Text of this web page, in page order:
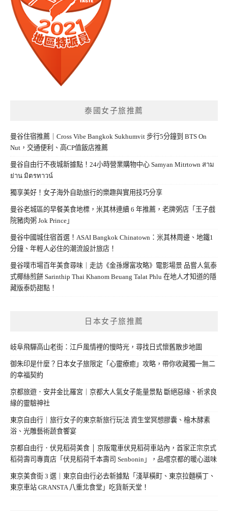
泰國女子旅推薦
曼谷住宿推薦｜Cross Vibe Bangkok Sukhumvit 步行5分鐘到 BTS On
Nut，交通便利、高CP值飯店推薦
曼谷自由行不夜城新據點！24小時營業購物中心 Samyan Mitrtown สาม
ย่าน มิตรทาวน์
獨享美好！女子海外自助旅行的樂趣與實用技巧分享
曼谷老城區的早餐美食地標，米其林連續 6 年推薦，老牌粥店「王子戲
院豬肉粥 Jok Prince」
曼谷中國城住宿首選！ASAI Bangkok Chinatown：米其林周邊、地鐵1
分鐘、年輕人必住的潮流設計旅店！
曼谷噗市場百年美食尋味｜走訪《金孫爆富攻略》電影場景 品嘗人氣泰
式椰絲煎餅 Sarinthip Thai Khanom Beuang Talat Phlu 在地人才知道的隱
藏版泰奶甜點！
日本女子旅推薦
岐阜飛驒高山老街：江戶風情裡的慢時光，尋找日式懷舊散步地圖
御朱印是什麼？日本女子旅限定「心靈療癒」攻略，帶你收藏獨一無二
的幸福契約
京都旅遊．安井金比羅宮｜京都大人氣女子能量景點 斷絕惡緣、祈求良
緣的靈驗神社
東京自由行｜旅行女子的東京新旅行玩法 資生堂冥想膠囊、檜木酵素
浴、光雕藝術蔬食饗宴
京都自由行．伏見稻荷美食 │ 京阪電車伏見稻荷車站內，首家正宗京式
稻荷壽司專賣店「伏見稻荷千本壽司 Senbonin」，品嚐京都的暖心滋味
東京美食街 3 選｜東京自由行必去新據點「淺草橫町、東京拉麵橫丁、
東京車站 GRANSTA 八重北食堂」吃貨新天堂！